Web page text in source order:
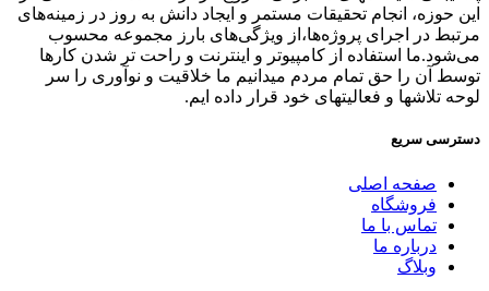
این حوزه، انجام تحقیقات مستمر و ایجاد دانش به‌ روز در زمینه‌های
مرتبط در اجرای پروژه‌ها،از ویژگی‌های بارز مجموعه محسوب
می‌شود.ما استفاده از کامپیوتر و اینترنت و راحت تر شدن کارها
توسط آن را حق تمام مردم میدانیم ما خلاقیت و نوآوری را سر
لوحه تلاشها و فعالیتهای خود قرار داده ایم.
دسترسی سریع
صفحه اصلی
فروشگاه
تماس با ما
درباره ما
وبلاگ